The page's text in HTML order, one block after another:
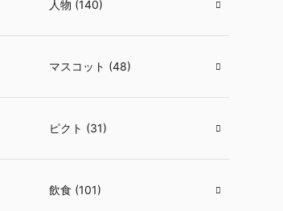
人物 (140)
マスコット (48)
ピクト (31)
飲食 (101)